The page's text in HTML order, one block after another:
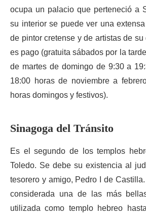
ocupa un palacio que perteneció a
su interior se puede ver una
de pintor cretense y de artistas de
es pago (gratuita sábados por la
de martes de domingo de 9:30 a
18:00 horas de noviembre a
horas domingos y festivos).
Sinagoga del Tránsito
Es el segundo de los templos
Toledo. Se debe su existencia al
tesorero y amigo, Pedro I de
considerada una de las más
utilizada como templo hebreo